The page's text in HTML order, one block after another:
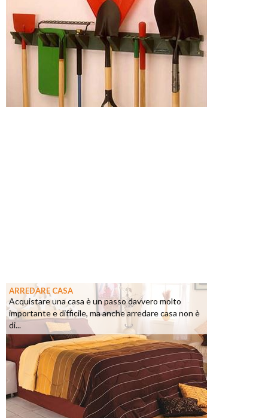
ARREDARE CASA
Acquistare una casa è un passo davvero molto
importante e difficile, ma anche arredare casa non è
di...